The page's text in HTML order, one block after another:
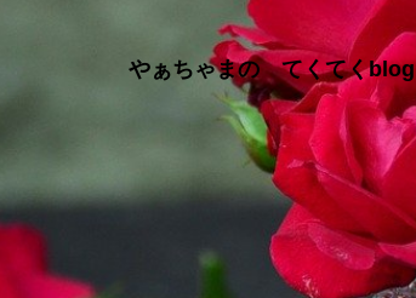
やぁちゃまの てくてくblog